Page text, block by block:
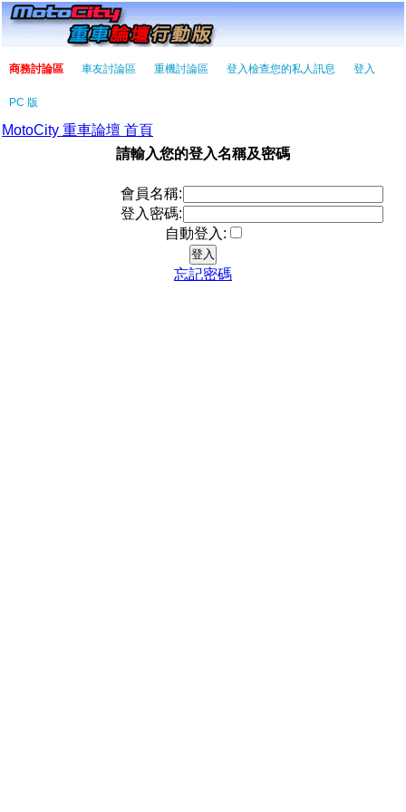
商務討論區 車友討論區 重機討論區 登入檢查您的私人訊息 登入
PC 版
MotoCity 重車論壇 首頁
請輸入您的登入名稱及密碼
會員名稱:
登入密碼:
自動登入:
忘記密碼